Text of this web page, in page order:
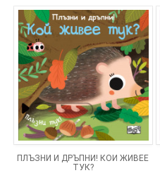
ПЛЪЗНИ И ДРЪПНИ! КОЙ ЖИВЕЕ
ТУК?